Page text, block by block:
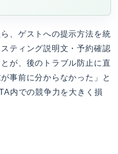
、ゲストへの提示方法を統
ティング説明文・予約確認
が、後のトラブル防止に直
事前に分からなかった」と
内での競争力を大きく損